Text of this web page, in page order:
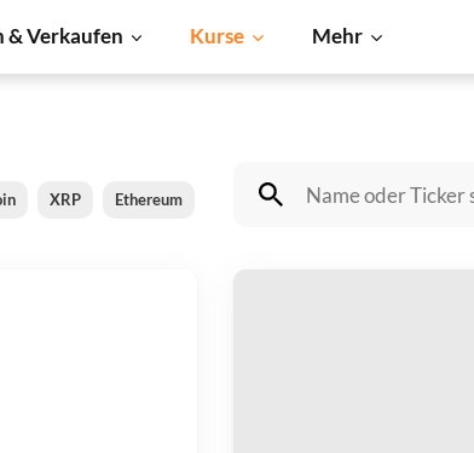
& Verkaufen Kurse Mehr
XRP Ethereum Cardano BNB Dogecoin